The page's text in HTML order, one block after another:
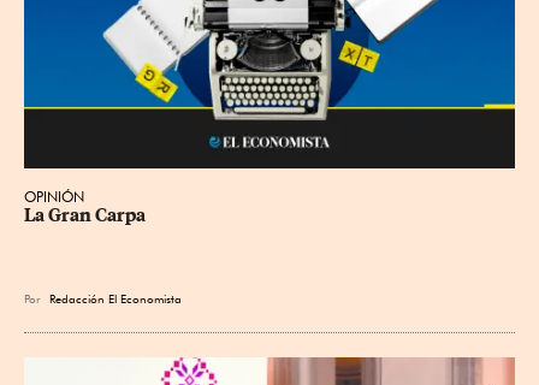
OPINIÓN
La Gran Carpa
Por Redacción El Economista